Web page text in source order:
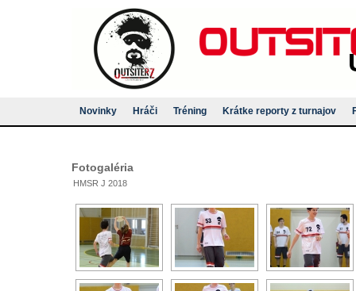
Novinky Hráči Tréning Krátke reporty z turnajov
Fotogaléria
HMSR J 2018